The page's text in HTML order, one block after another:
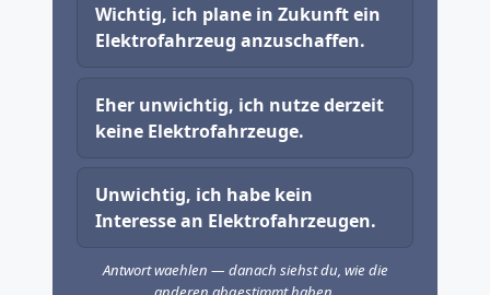
Wichtig, ich plane in Zukunft ein
Elektrofahrzeug anzuschaffen.
Eher unwichtig, ich nutze derzeit
keine Elektrofahrzeuge.
Unwichtig, ich habe kein
Interesse an Elektrofahrzeugen.
Antwort waehlen — danach siehst du, wie die